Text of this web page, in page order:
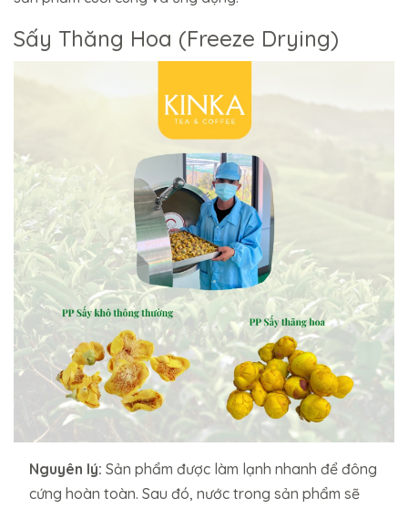
Sấy Thăng Hoa (Freeze Drying)
Nguyên lý: Sản phẩm được làm lạnh nhanh để đông
cứng hoàn toàn. Sau đó, nước trong sản phẩm sẽ